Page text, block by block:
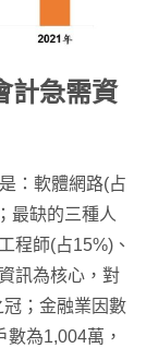
計急需資
：軟體網路(占
最缺的三種人
程師(占15%)、
訊為核心，對
；金融業因數
為1,004萬，